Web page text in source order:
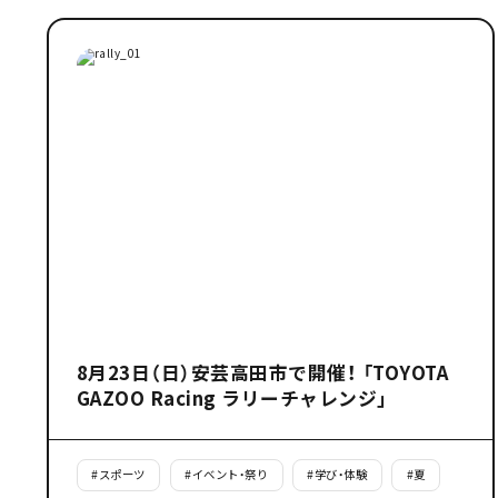
8月23日（日）安芸高田市で開催！ 「TOYOTA
GAZOO Racing ラリーチャレンジ」
#スポーツ #イベント・祭り #学び・体験 #夏